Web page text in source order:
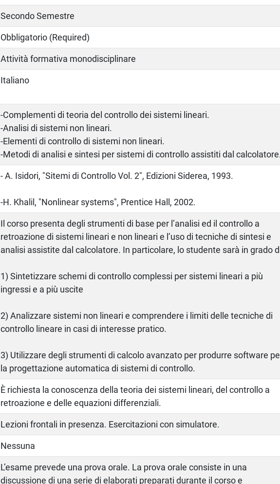
Secondo Semestre
Obbligatorio (Required)
Attività formativa monodisciplinare
Italiano
-Complementi di teoria del controllo dei sistemi lineari.
-Analisi di sistemi non lineari.
-Elementi di controllo di sistemi non lineari.
-Metodi di analisi e sintesi per sistemi di controllo assistiti dal
- A. Isidori, "Sitemi di Controllo Vol. 2", Edizioni Siderea, 1993.
-H. Khalil, "Nonlinear systems", Prentice Hall, 2002.
Il corso presenta degli strumenti di base per l’analisi ed il controllo a
retroazione di sistemi lineari e non lineari e l’uso di tecniche di sintesi e
analisi assistite dal calcolatore. In particolare, lo studente sarà in grado
1) Sintetizzare schemi di controllo complessi per sistemi lineari a più
ingressi e a più uscite
2) Analizzare sistemi non lineari e comprendere i limiti delle tecniche di
controllo lineare in casi di interesse pratico.
3) Utilizzare degli strumenti di calcolo avanzato per produrre software
la progettazione automatica di sistemi di controllo.
È richiesta la conoscenza della teoria dei sistemi lineari, del controllo a
retroazione e delle equazioni differenziali.
Lezioni frontali in presenza. Esercitazioni con simulatore.
Nessuna
L’esame prevede una prova orale. La prova orale consiste in una
discussione di una serie di elaborati preparati durante il corso e